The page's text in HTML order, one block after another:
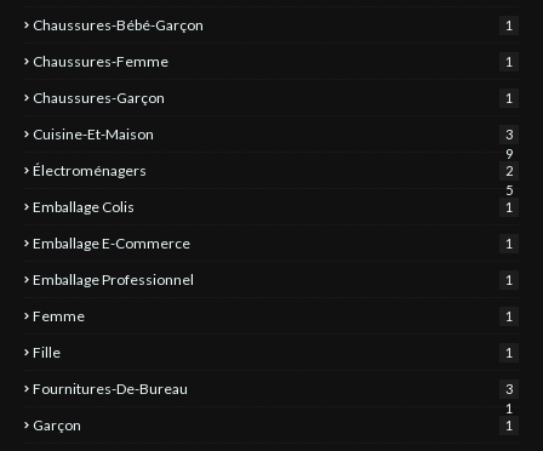
Chaussures-Bébé-Garçon 1
Chaussures-Femme 1
Chaussures-Garçon 1
Cuisine-Et-Maison
3
9
Électroménagers
2
5
Emballage Colis 1
Emballage E-Commerce 1
Emballage Professionnel 1
Femme 1
Fille 1
Fournitures-De-Bureau
3
1
Garçon 1